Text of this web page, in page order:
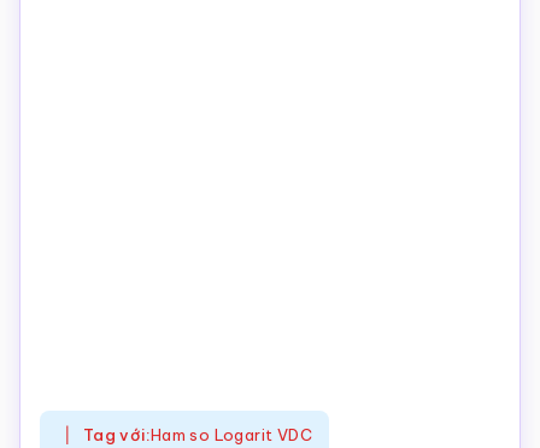
Tag với:Ham so Logarit VDC